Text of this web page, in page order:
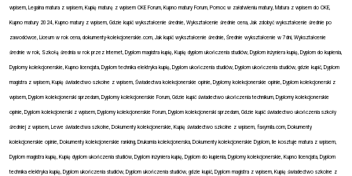
wpisem, Legalna matura z wpisem, Kupię maturę z wpisem CKE Forum, Kupno matury Forum, Pomoc w załatwieniu matury, Matura z wpisem do CKE,
Kupno matury 2024, Kupno matury z wpisem, Gdzie kupić wykształcenie średnie, Wykształcenie średnie cena, Jak zdobyć wykształcenie średnie po
zawodówce, Liceum w rok cena, dokumenty-kolekcjonerskie.com, Jak kupić wykształcenie średnie, Średnie wykształcenie w 7dni, Wykształcenie
średnie w rok, Szkołą średnia w rok przez Internet, Dyplom magistra kupię, Kupię dyplom ukończenia studiów, Dyplom inżyniera kupię, Dyplom do kupienia,
Dyplomy kolekcjonerskie, Kupno licencjata, Dyplom technika elektryka kupię, Dyplom ukończenia studiów, Dyplom ukończenia studiów, gdzie kupić, Dyplom
magistra z wpisem, Kupię świadectwo szkolne z wpisem, Świadectwa kolekcjonerskie opinie, Dyplomy kolekcjonerskie opinie, Dyplom kolekcjonerski z
wpisem, Dyplom kolekcjonerski sprzedam, Dyplomy kolekcjonerskie Forum, Gdzie kupić świadectwo ukończenia technikum, Dyplomy kolekcjonerskie
opinie, Dyplom kolekcjonerski z wpisem, Dyplomy kolekcjonerskie Forum, Dyplom kolekcjonerski sprzedam, Gdzie kupić świadectwo ukończenia szkoły
średniej z wpisem, Lewe świadectwa szkolne, Dokumenty kolekcjonerskie, Kupię świadectwo szkolne z wpisem, faxymila.com, Dokumenty
kolekcjonerskie opinie, Dokumenty kolekcjonerskie ranking, Drukarnia kolekcjonerska, Dokumenty kolekcjonerskie Dyplom, Ile kosztuje matura z wpisem,
Dyplom magistra kupię, Kupię dyplom ukończenia studiów, Dyplom inżyniera kupię, Dyplom do kupienia, Dyplomy kolekcjonerskie, Kupno licencjata, Dyplom
technika elektryka kupię, Dyplom ukończenia studiów, Dyplom ukończenia studiów, gdzie kupić, Dyplom magistra z wpisem, Kupię świadectwo szkolne z